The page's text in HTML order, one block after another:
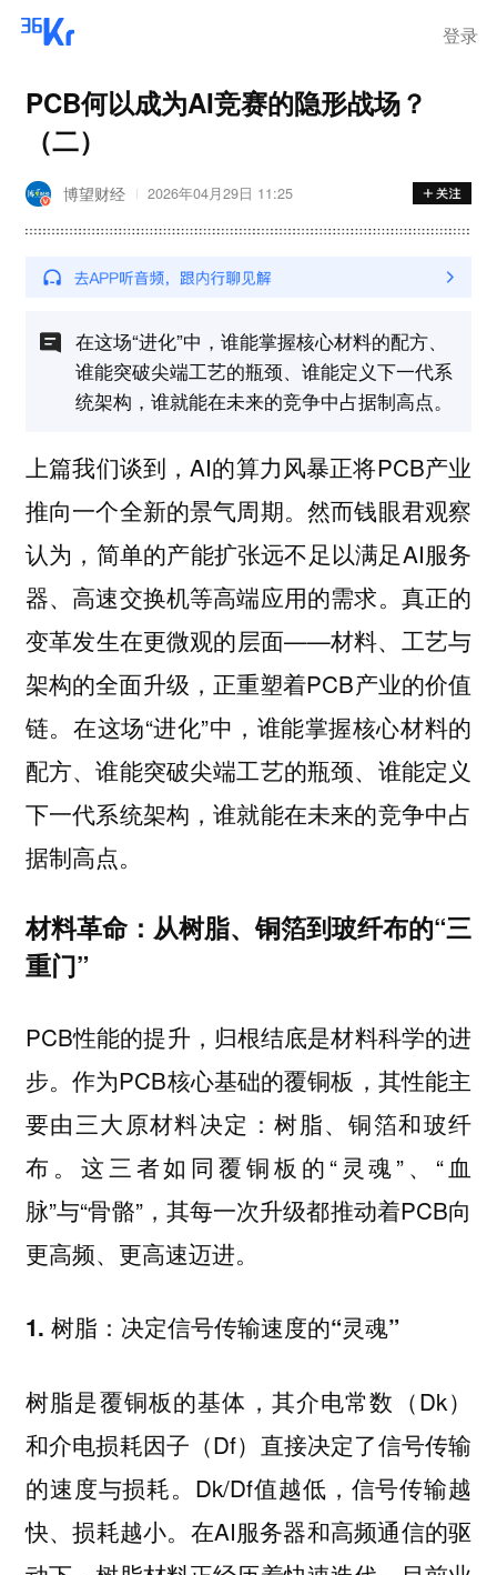
登录
PCB何以成为AI竞赛的隐形战场？
（二）
博望财经 2026年04月29日 11:25
在这场“进化”中，谁能掌握核心材料的配方、
谁能突破尖端工艺的瓶颈、谁能定义下一代系
统架构，谁就能在未来的竞争中占据制高点。
上篇我们谈到，AI的算力风暴正将PCB产业
推向一个全新的景气周期。然而钱眼君观察
认为，简单的产能扩张远不足以满足AI服务
器、高速交换机等高端应用的需求。真正的
变革发生在更微观的层面——材料、工艺与
架构的全面升级，正重塑着PCB产业的价值
链。在这场“进化”中，谁能掌握核心材料的
配方、谁能突破尖端工艺的瓶颈、谁能定义
下一代系统架构，谁就能在未来的竞争中占
据制高点。
材料革命：从树脂、铜箔到玻纤布的“三
重门”
PCB性能的提升，归根结底是材料科学的进
步。作为PCB核心基础的覆铜板，其性能主
要由三大原材料决定：树脂、铜箔和玻纤
布。这三者如同覆铜板的“灵魂”、“血
脉”与“骨骼”，其每一次升级都推动着PCB向
更高频、更高速迈进。
1. 树脂：决定信号传输速度的“灵魂”
树脂是覆铜板的基体，其介电常数（Dk）
和介电损耗因子（Df）直接决定了信号传输
的速度与损耗。Dk/Df值越低，信号传输越
快、损耗越小。在AI服务器和高频通信的驱